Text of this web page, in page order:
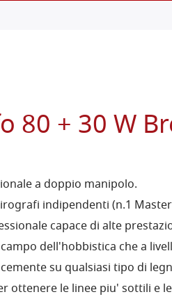
80 + 30 W
a doppio manipolo.
indipendenti (n.1
capace di alte
dell'hobbistica che a
su qualsiasi tipo di
ottenere le linee piu' sottili e